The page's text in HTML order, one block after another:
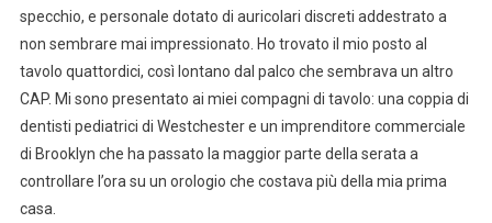
specchio, e personale dotato di auricolari discreti addestrato a
non sembrare mai impressionato. Ho trovato il mio posto al
tavolo quattordici, così lontano dal palco che sembrava un altro
CAP. Mi sono presentato ai miei compagni di tavolo: una coppia di
dentisti pediatrici di Westchester e un imprenditore commerciale
di Brooklyn che ha passato la maggior parte della serata a
controllare l’ora su un orologio che costava più della mia prima
casa.